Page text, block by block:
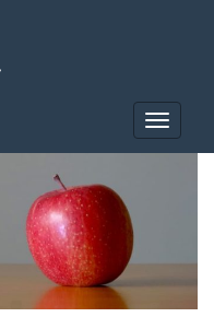
Toggle